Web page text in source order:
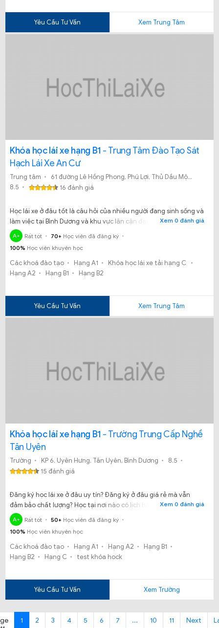
Yêu Cầu Tư Vấn Xem Trung Tâm
Khóa học lái xe hạng B1 - Trung Tâm Đào Tạo Sát
Hạch Lái Xe An Cư
Trung tâm
61 đường Lê Hồng Phong, Phú Lợi, Thủ Dầu Một, Bình Dương
8.5
16 đánh giá
Học lái xe ở đâu tốt là câu hỏi của nhiều người đang sinh sống và
làm việc tại Bình Dương và khu vực lân cận đang có nhu cầu học
thi lái xe. Thế nhưng học lái xe tại Trung tâm Đào tạo sát hạch lái
xe An Cư có tốt hay không? Có đảm bảo chất lượng đầu ra của
mỗi khóa học? Có phải đóng thêm tiền khi đi học vào cuối tuần
hay chi phí phát sinh khác?
Xem 0 đánh giá
A+ Rất tốt 70+ Học viên đã đăng ký
100% Học viên khuyên học
Các khoá đào tạo Hạng A1
Khóa học lái xe tải hạng C
Hạng A2
Hạng B1 Hạng B2
Yêu Cầu Tư Vấn Xem Trung Tâm
Khóa học lái xe hạng B1 - Trường Trung Cấp Nghề
Tân Uyên
Trường KP 6, Uyên Hưng, Tân Uyên, Bình Dương
8.5
15 đánh giá
Đăng ký học lái xe ở đâu uy tín? Đăng ký ở đâu giá rẻ mà vẫn
đảm bảo chất lượng? Học tại nơi nào có lịch học, lịch thi và có
bằng sớm, không trễ hạn? Đây là câu hỏi của nhiều người dân
sống tại Bình Dương và các vùng lân cận. Thế bạn đã biết đến
Trường trung cấp nghề Tân Uyên nơi đào tạo lái xe tốt tại Bình
Dương chưa?
Xem 0 đánh giá
A+ Rất tốt 50+ Học viên đã đăng ký
100% Học viên khuyên học
Các khoá đào tạo Hạng A1 Hạng A2
Hạng B1
Hạng B2
Hạng C test khóa hock
Yêu Cầu Tư Vấn Xem Trường
1 2 3 4 5 6 7 ... 10 11 Next